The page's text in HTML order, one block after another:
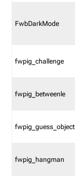
FwbDarkMode
fwpig_challenge
fwpig_betweenle
fwpig_guess_object
fwpig_hangman